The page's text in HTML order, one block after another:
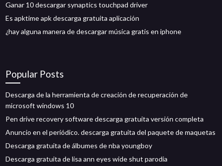
Ganar 10 descargar synaptics touchpad driver
Es apktime apk descarga gratuita aplicación
¿hay alguna manera de descargar música gratis en iphone
Popular Posts
Descarga de la herramienta de creación de recuperación de
microsoft windows 10
Pen drive recovery software descarga gratuita versión completa
Anuncio en el periódico. descarga gratuita del paquete de maquetas
Descarga gratuita de álbumes de nba youngboy
Descarga gratuita de lisa ann eyes wide shut parodia